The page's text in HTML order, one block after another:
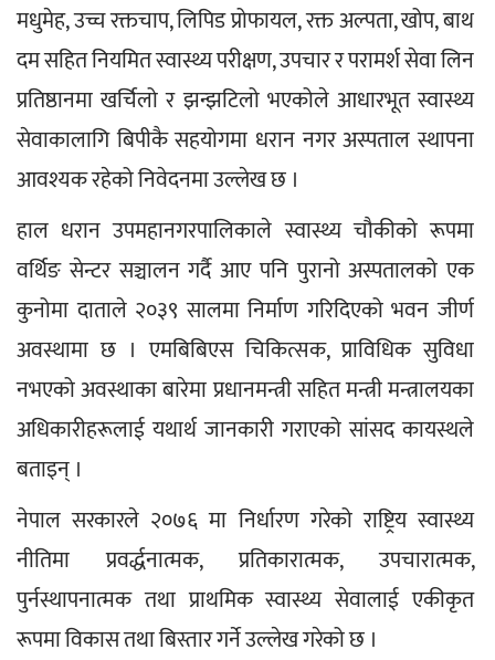
मधुमेह, उच्च रक्तचाप, लिपिड प्रोफायल, रक्त अल्पता, खोप, बाथ
दम सहित नियमित स्वास्थ्य परीक्षण, उपचार र परामर्श सेवा लिन
प्रतिष्ठानमा खर्चिलो र झन्झटिलो भएकोले आधारभूत स्वास्थ्य
सेवाकालागि बिपीकै सहयोगमा धरान नगर अस्पताल स्थापना
आवश्यक रहेको निवेदनमा उल्लेख छ ।
हाल धरान उपमहानगरपालिकाले स्वास्थ्य चौकीको रूपमा
वर्थिङ सेन्टर सञ्चालन गर्दै आए पनि पुरानो अस्पतालको एक
कुनोमा दाताले २०३९ सालमा निर्माण गरिदिएको भवन जीर्ण
अवस्थामा छ । एमबिबिएस चिकित्सक, प्राविधिक सुविधा
नभएको अवस्थाका बारेमा प्रधानमन्त्री सहित मन्त्री मन्त्रालयका
अधिकारीहरूलाई यथार्थ जानकारी गराएको सांसद कायस्थले
बताइन् ।
नेपाल सरकारले २०७६ मा निर्धारण गरेको राष्ट्रिय स्वास्थ्य
नीतिमा प्रवर्द्धनात्मक, प्रतिकारात्मक, उपचारात्मक,
पुर्नस्थापनात्मक तथा प्राथमिक स्वास्थ्य सेवालाई एकीकृत
रूपमा विकास तथा बिस्तार गर्ने उल्लेख गरेको छ ।